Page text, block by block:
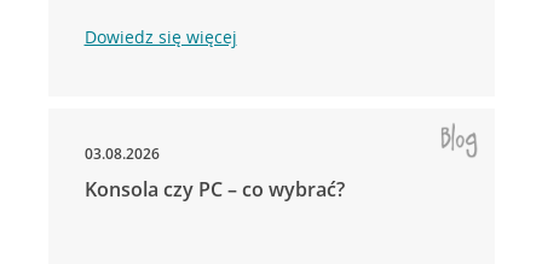
Dowiedz się więcej
03.08.2026
Konsola czy PC – co wybrać?